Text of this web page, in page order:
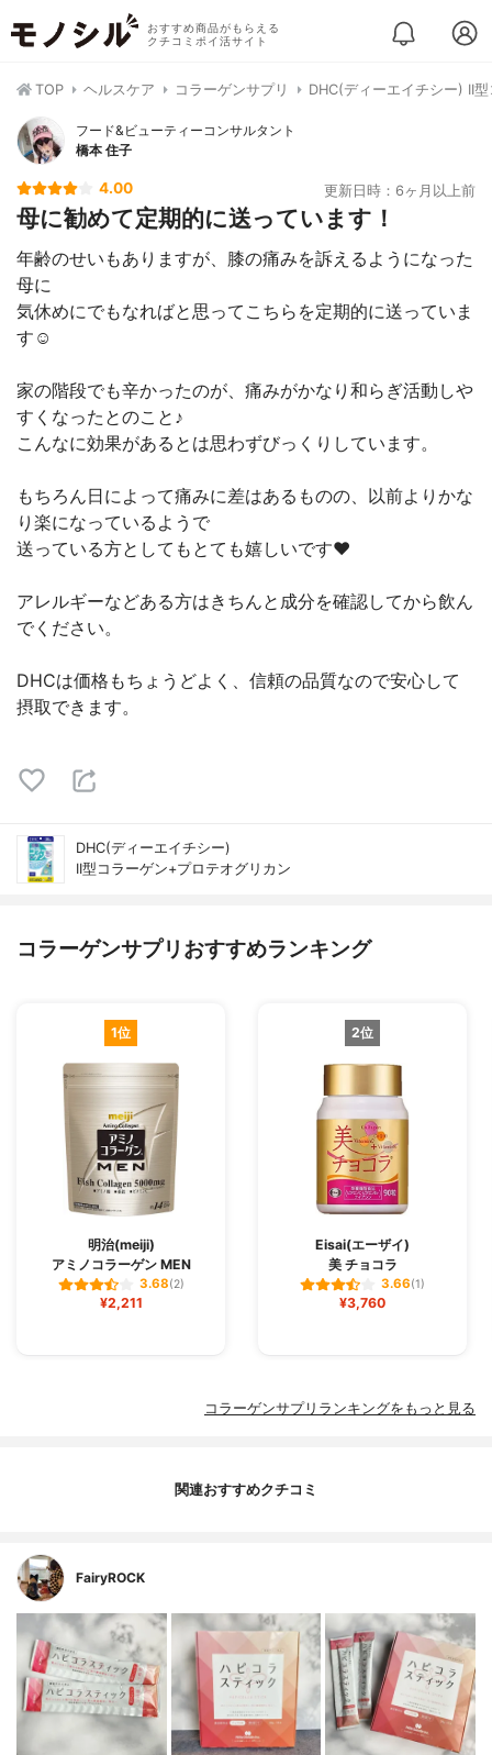
おすすめ商品がもらえる
クチコミポイ活サイト
TOP ヘルスケア コラーゲンサプリ DHC(ディーエイチシー) II
フード&ビューティーコンサルタント
橋本 住子
4.00 更新日時：6ヶ月以上前
母に勧めて定期的に送っています！
年齢のせいもありますが、膝の痛みを訴えるようになった
母に
気休めにでもなればと思ってこちらを定期的に送っていま
す☺️
家の階段でも辛かったのが、痛みがかなり和らぎ活動しや
すくなったとのこと♪
こんなに効果があるとは思わずびっくりしています。
もちろん日によって痛みに差はあるものの、以前よりかな
り楽になっているようで
送っている方としてもとても嬉しいです❤️
アレルギーなどある方はきちんと成分を確認してから飲ん
でください。
DHCは価格もちょうどよく、信頼の品質なので安心して
摂取できます。
DHC(ディーエイチシー)
II型コラーゲン+プロテオグリカン
コラーゲンサプリおすすめランキング
1位
明治(meiji)
アミノコラーゲン MEN
3.68(2)
¥2,211
2位
Eisai(エーザイ)
美 チョコラ
3.66(1)
¥3,760
コラーゲンサプリランキングをもっと見る
関連おすすめクチコミ
FairyROCK